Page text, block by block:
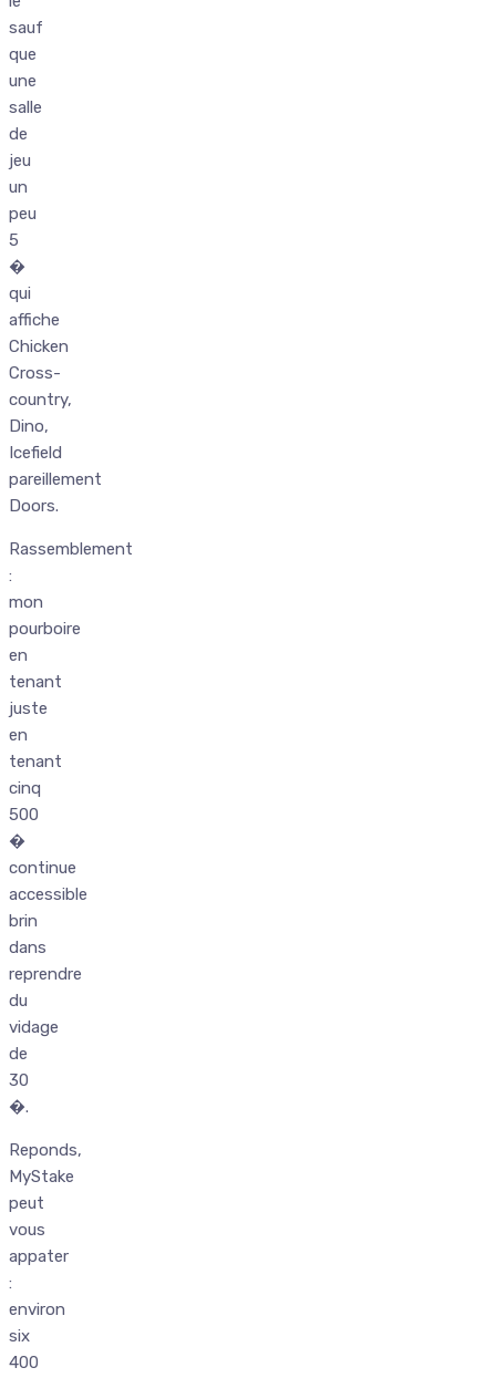
sauf
que
une
salle
de
jeu
un
peu
5
�
qui
affiche
Chicken
Cross-
country,
Dino,
Icefield
pareillement
Doors.
Rassemblement
:
mon
pourboire
en
tenant
juste
en
tenant
cinq
500
�
continue
accessible
brin
dans
reprendre
du
vidage
de
30
�.
Reponds,
MyStake
peut
vous
appater
:
environ
six
400